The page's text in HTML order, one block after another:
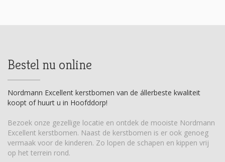
Bestel nu online
Nordmann Excellent kerstbomen van de állerbeste kwaliteit
koopt of huurt u in Hoofddorp!
Bezoek onze gezellige locatie en ontdek de mooiste Nordmann
Excellent kerstbomen. Naast de kerstbomen is er ook genoeg
vermaak voor de kinderen. Zo lopen de schapen en kippen vrij
op het terrein rond.